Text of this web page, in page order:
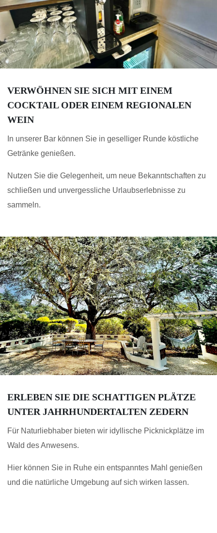
VERWÖHNEN SIE SICH MIT EINEM
COCKTAIL ODER EINEM REGIONALEN
WEIN
In unserer Bar können Sie in geselliger Runde köstliche
Getränke genießen.
Nutzen Sie die Gelegenheit, um neue Bekanntschaften zu
schließen und unvergessliche Urlaubserlebnisse zu
sammeln.
ERLEBEN SIE DIE SCHATTIGEN PLÄTZE
UNTER JAHRHUNDERTALTEN ZEDERN
Für Naturliebhaber bieten wir idyllische Picknickplätze im
Wald des Anwesens.
Hier können Sie in Ruhe ein entspanntes Mahl genießen
und die natürliche Umgebung auf sich wirken lassen.